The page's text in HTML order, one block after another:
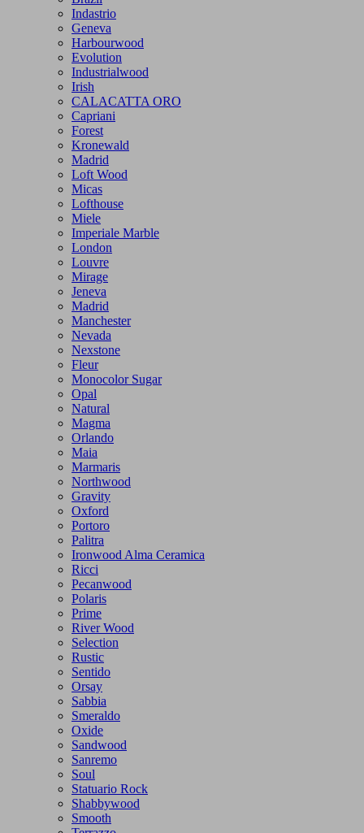
Indastrio
Geneva
Harbourwood
Evolution
Industrialwood
Irish
CALACATTA ORO
Capriani
Forest
Kronewald
Madrid
Loft Wood
Micas
Lofthouse
Miele
Imperiale Marble
London
Louvre
Mirage
Jeneva
Madrid
Manchester
Nevada
Nexstone
Fleur
Monocolor Sugar
Opal
Natural
Magma
Orlando
Maia
Marmaris
Northwood
Gravity
Oxford
Portoro
Palitra
Ironwood Alma Ceramica
Ricci
Pecanwood
Polaris
Prime
River Wood
Selection
Rustic
Sentido
Orsay
Sabbia
Smeraldo
Oxide
Sandwood
Sanremo
Soul
Statuario Rock
Shabbywood
Smooth